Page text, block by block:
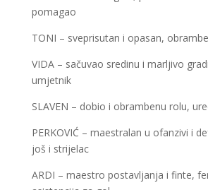
pomagao
TONI – sveprisutan i opasan,
VIDA – sačuvao sredinu i marljivo
umjetnik
SLAVEN – dobio i obrambenu rolu,
PERKOVIĆ – maestralan u ofanzivi i
još i strijelac
ARDI – maestro postavljanja i finte,